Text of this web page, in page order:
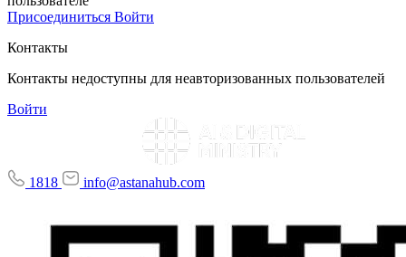
Присоединиться Войти
Контакты
Контакты недоступны для неавторизованных пользователей
Войти
1818 info@astanahub.com